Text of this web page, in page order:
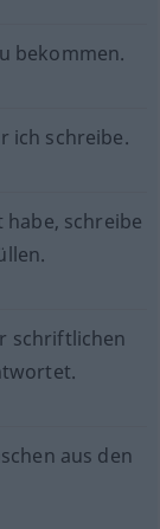
bekommen.
ich schreibe.
schreibe
schriftlichen
aus den